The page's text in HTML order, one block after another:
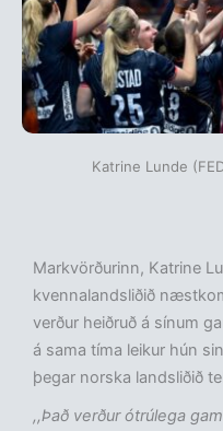
Katrine Lunde
Markvörðurinn, Katrine
kvennalandsliðið
verður heiðruð á sínum
á sama tíma leikur hún
þegar norska landsliðið
,,Það verður ótrúlega